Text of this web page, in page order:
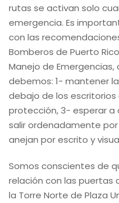
rutas se activan solo
emergencia. Es
con las
Bomberos de Puerto
Manejo de
debemos: 1- mantener
debajo de los
protección, 3- esperar
salir ordenadamente
anejan por escrito y
Somos conscientes de
relación con las puertas
la Torre Norte de Plaza